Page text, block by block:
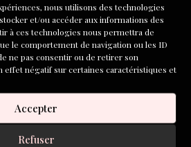
nous utilisons des technologies
et/ou accéder aux informations des
à ces technologies nous permettra de
le comportement de navigation ou les ID
ne pas consentir ou de retirer son
effet négatif sur certaines caractéristiques et
Accepter
Refuser